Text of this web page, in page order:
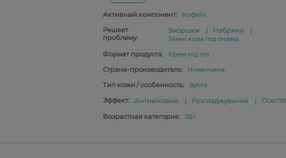
Активный компонент:
Кофеїн
Решает
проблему:
Зморшки
Набряки
Темні кола під очима
Формат продукта:
Крем під очі
Страна-производитель:
Німеччина
Тип кожи / особенность:
Зріла
Эффект:
Антивіковий Розгладжування
Возрастная категория: 55+